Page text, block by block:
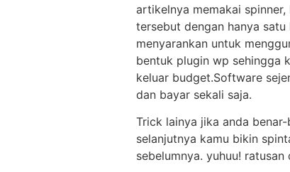
artikelnya memakai
tersebut dengan hanya
menyarankan untuk
bentuk plugin wp sehingga
keluar budget.Software
dan bayar sekali saja.
Trick lainya jika anda
selanjutnya kamu bikin
sebelumnya. yuhuu!